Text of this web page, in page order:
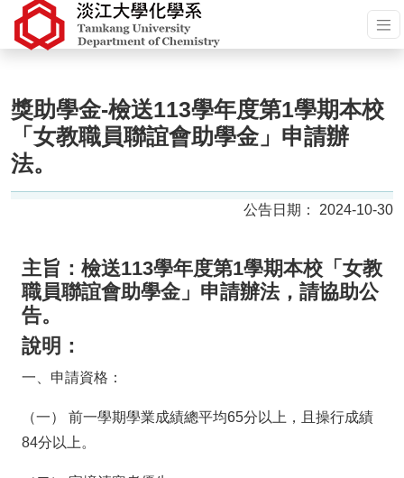
獎助學金-檢送113學年度第1學期本校
「女教職員聯誼會助學金」申請辦
法。
2024-10-30
主旨：檢送113學年度第1學期本校「女教
職員聯誼會助學金」申請辦法，請協助公
告。
說明：
一、申請資格：
（一） 前一學期學業成績總平均65分以上，且操行成績
84分以上。